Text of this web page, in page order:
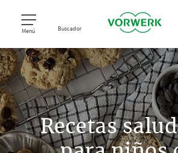
Menú Buscador
Recetas